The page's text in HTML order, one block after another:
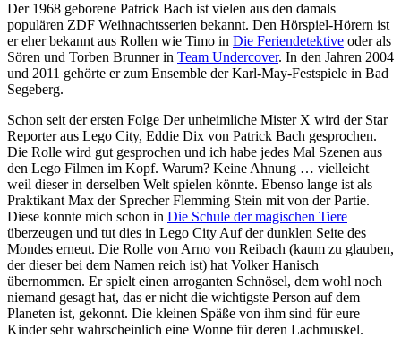
Der 1968 geborene Patrick Bach ist vielen aus den damals
populären ZDF Weihnachtsserien bekannt. Den Hörspiel-Hörern ist
er eher bekannt aus Rollen wie Timo in Die Feriendetektive oder als
Sören und Torben Brunner in Team Undercover. In den Jahren 2004
und 2011 gehörte er zum Ensemble der Karl-May-Festspiele in Bad
Segeberg.
Schon seit der ersten Folge Der unheimliche Mister X wird der Star
Reporter aus Lego City, Eddie Dix von Patrick Bach gesprochen.
Die Rolle wird gut gesprochen und ich habe jedes Mal Szenen aus
den Lego Filmen im Kopf. Warum? Keine Ahnung … vielleicht
weil dieser in derselben Welt spielen könnte. Ebenso lange ist als
Praktikant Max der Sprecher Flemming Stein mit von der Partie.
Diese konnte mich schon in Die Schule der magischen Tiere
überzeugen und tut dies in Lego City Auf der dunklen Seite des
Mondes erneut. Die Rolle von Arno von Reibach (kaum zu glauben,
der dieser bei dem Namen reich ist) hat Volker Hanisch
übernommen. Er spielt einen arroganten Schnösel, dem wohl noch
niemand gesagt hat, das er nicht die wichtigste Person auf dem
Planeten ist, gekonnt. Die kleinen Späße von ihm sind für eure
Kinder sehr wahrscheinlich eine Wonne für deren Lachmuskel.